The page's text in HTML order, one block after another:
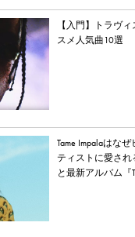
【入門】トラヴ
スメ人気曲10選
Tame Impalaはな
ティストに愛さ
と最新アルバム『